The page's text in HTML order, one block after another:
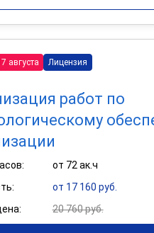
августа Лицензия
работ по
от 72 ак.ч
от 17 160 руб.
20 760 руб.